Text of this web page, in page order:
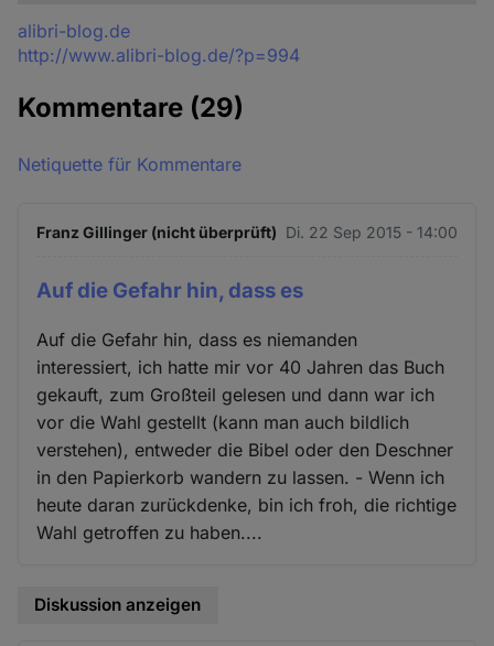
Quelle
alibri-blog.de
http://www.alibri-blog.de/?p=994
Kommentare (29)
Netiquette für Kommentare
Franz Gillinger (nicht überprüft) Di. 22 Sep 2015 - 14:00
Auf die Gefahr hin, dass es
Auf die Gefahr hin, dass es niemanden
interessiert, ich hatte mir vor 40 Jahren das Buch
gekauft, zum Großteil gelesen und dann war ich
vor die Wahl gestellt (kann man auch bildlich
verstehen), entweder die Bibel oder den Deschner
in den Papierkorb wandern zu lassen. - Wenn ich
heute daran zurückdenke, bin ich froh, die richtige
Wahl getroffen zu haben....
Diskussion anzeigen